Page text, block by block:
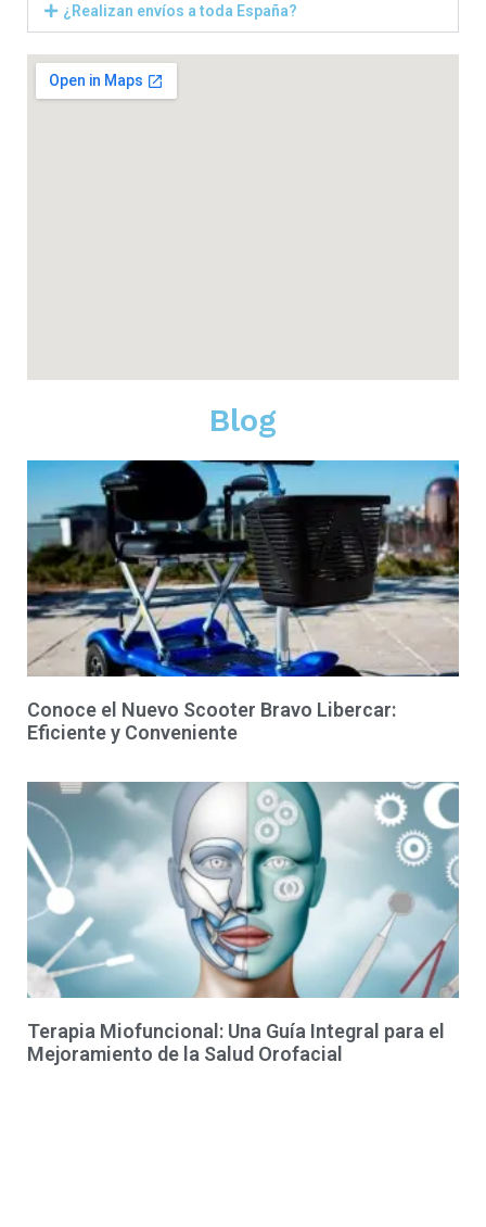
¿Realizan envíos a toda España?
Blog
Conoce el Nuevo Scooter Bravo Libercar:
Eficiente y Conveniente
Terapia Miofuncional: Una Guía Integral para el
Mejoramiento de la Salud Orofacial